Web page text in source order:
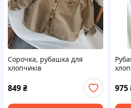
Сорочка, рубашка для
хлопчиків
849₴ 975